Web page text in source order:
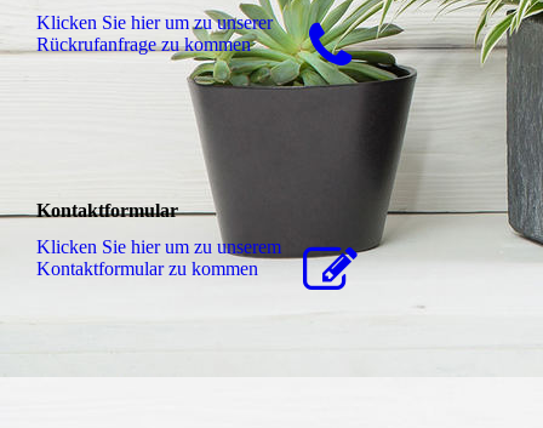
Klicken Sie hier um zu unserer
Rückrufanfrage zu kommen
Kontaktformular
Klicken Sie hier um zu unserem
Kon­takt­for­mu­lar zu kommen